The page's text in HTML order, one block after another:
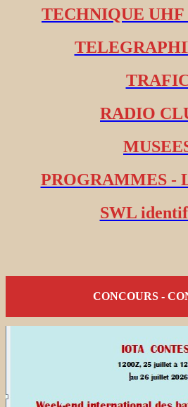
TECHNIQUE UHF
RADIO
PROGRAMMES -
SWL
CONCOURS -